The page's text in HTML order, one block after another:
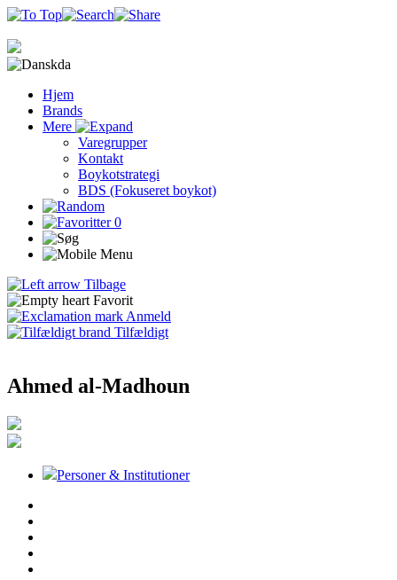
da
Hjem
Brands
Mere
Varegrupper
Kontakt
Boykotstrategi
BDS (Fokuseret boykot)
0
Tilbage
Favorit
Anmeld
Tilfældigt
Ahmed al-Madhoun
Personer & Institutioner